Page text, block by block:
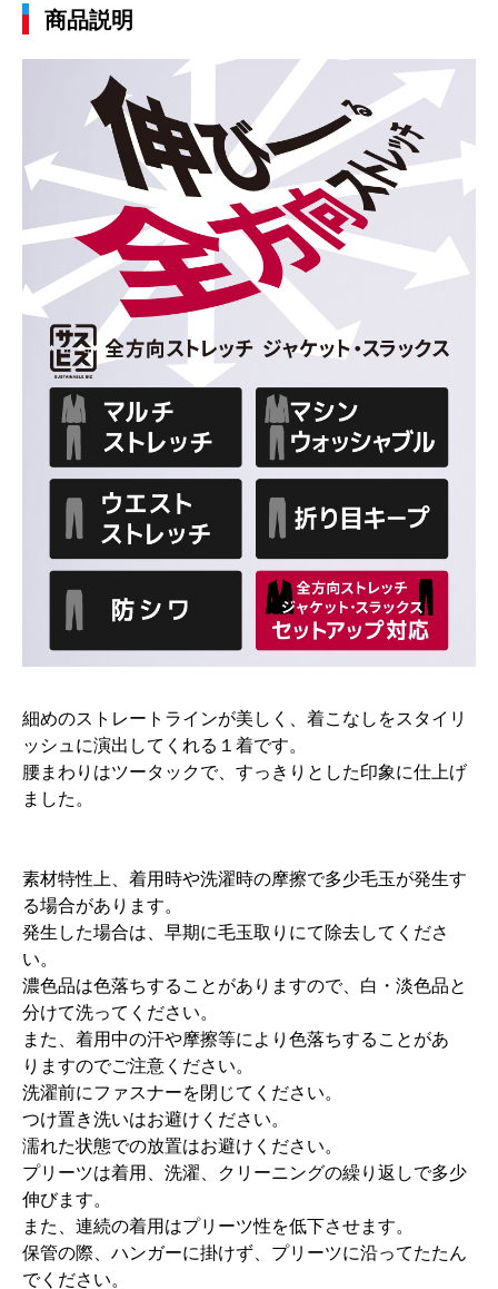
商品説明
細めのストレートラインが美しく、着こなしをスタイリ
ッシュに演出してくれる１着です。
腰まわりはツータックで、すっきりとした印象に仕上げ
ました。
素材特性上、着用時や洗濯時の摩擦で多少毛玉が発生す
る場合があります。
発生した場合は、早期に毛玉取りにて除去してくださ
い。
濃色品は色落ちすることがありますので、白・淡色品と
分けて洗ってください。
また、着用中の汗や摩擦等により色落ちすることがあ
りますのでご注意ください。
洗濯前にファスナーを閉じてください。
つけ置き洗いはお避けください。
濡れた状態での放置はお避けください。
プリーツは着用、洗濯、クリーニングの繰り返しで多少
伸びます。
また、連続の着用はプリーツ性を低下させます。
保管の際、ハンガーに掛けず、プリーツに沿ってたたん
でください。